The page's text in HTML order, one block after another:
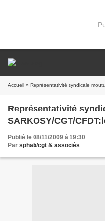
Accueil » Représentativité syndicale
Représentativité
SARKOSY/CGT/
Publié le 08/11/2009 à 19:30
Par sphab/cgt & associés